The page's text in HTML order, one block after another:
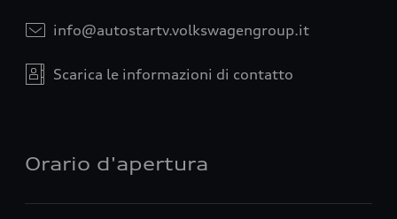
info@autostartv.volkswagengroup.it
Scarica le informazioni di contatto
Orario d'apertura